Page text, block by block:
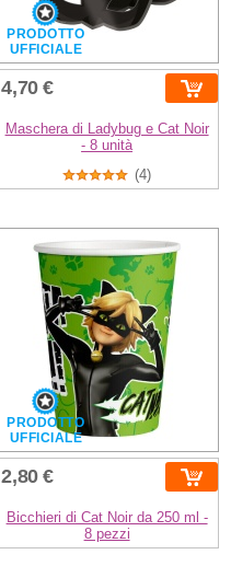
PRODOTTO
UFFICIALE
4,70 €
Maschera di Ladybug e Cat Noir
- 8 unità
(4)
PRODOTTO
UFFICIALE
2,80 €
Bicchieri di Cat Noir da 250 ml -
8 pezzi